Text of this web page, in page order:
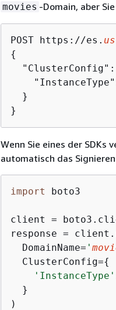
movies -Domain, aber
POST https://es.
{
  "ClusterConfig":
  }
}
Wenn Sie eines der SDKs
automatisch das
import boto3
client =
response =
  DomainName=
'
  ClusterConfig=
{
'InstanceType'
  }
)